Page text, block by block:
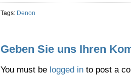
Tags: Denon
Geben Sie uns Ihren
You must be logged in to post a